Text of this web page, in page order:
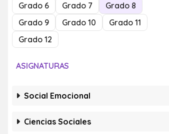
Grado 6
Grado 7
Grado 8
Grado 9
Grado 10
Grado 11
Grado 12
ASIGNATURAS
Social Emocional
Ciencias Sociales